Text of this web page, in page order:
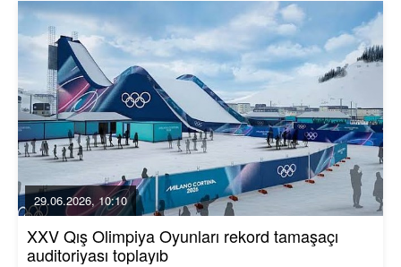
29.06.2026, 10:10
XXV Qış Olimpiya Oyunları rekord tamaşaçı
auditoriyası toplayıb